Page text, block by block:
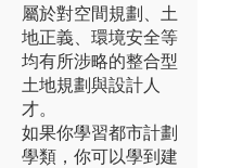
屬於對空間規劃、土
地正義、環境安全等
均有所涉略的整合型
土地規劃與設計人
才。
如果你學習都市計劃
學類，你可以學到建